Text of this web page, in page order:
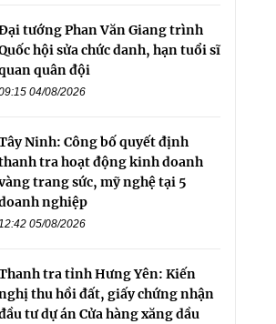
tướng Phan Văn Giang trình
hội sửa chức danh, hạn tuổi sĩ
quân đội
04/08/2026
Ninh: Công bố quyết định
tra hoạt động kinh doanh
trang sức, mỹ nghệ tại 5
nghiệp
05/08/2026
tra tỉnh Hưng Yên: Kiến
thu hồi đất, giấy chứng nhận
tư dự án Cửa hàng xăng dầu